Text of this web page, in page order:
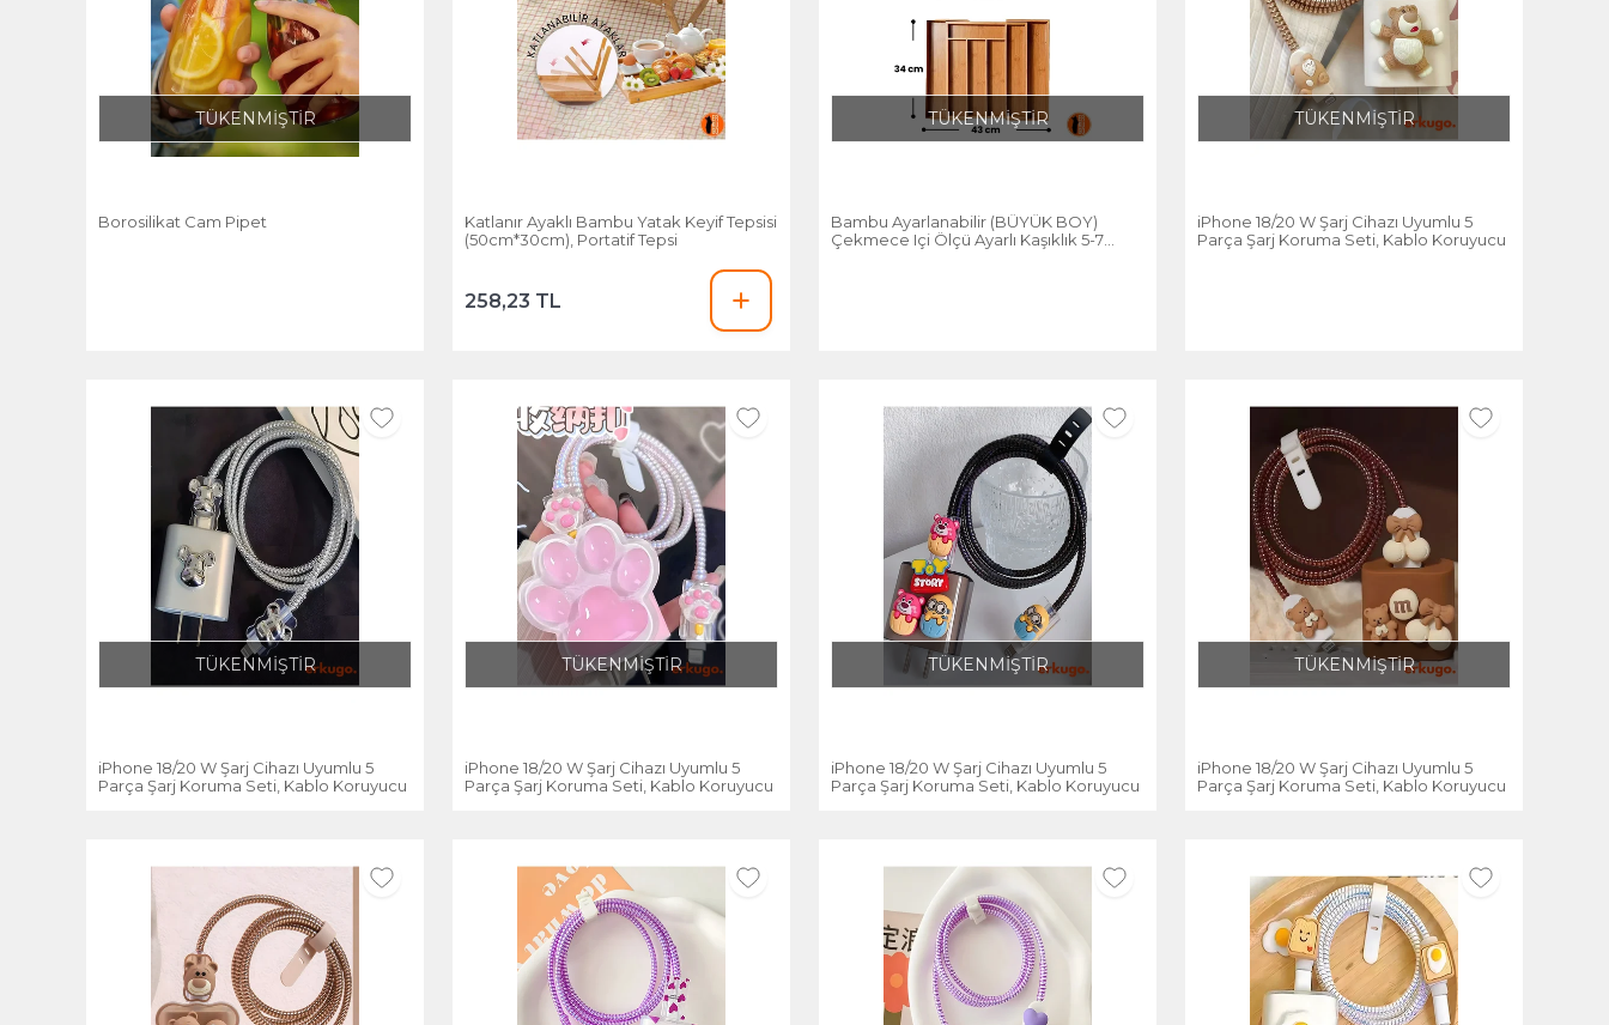
TÜKENMİŞTİR
Borosilikat Cam Pipet
Katlanır Ayaklı Bambu Yatak Keyif Tepsisi
(50cm*30cm), Portatif Tepsi
258,23 TL
TÜKENMİŞTİR
Bambu Ayarlanabilir (BÜYÜK BOY)
Çekmece Içi Ölçü Ayarlı Kaşıklık 5-7
TÜKENMİŞTİR
iPhone 18/20 W Şarj Cihazı Uyumlu 5
Parça Şarj Koruma Seti, Kablo Koruyucu
TÜKENMİŞTİR
iPhone 18/20 W Şarj Cihazı Uyumlu 5
Parça Şarj Koruma Seti, Kablo Koruyucu
TÜKENMİŞTİR
iPhone 18/20 W Şarj Cihazı Uyumlu 5
Parça Şarj Koruma Seti, Kablo Koruyucu
TÜKENMİŞTİR
iPhone 18/20 W Şarj Cihazı Uyumlu 5
Parça Şarj Koruma Seti, Kablo Koruyucu
TÜKENMİŞTİR
iPhone 18/20 W Şarj Cihazı Uyumlu 5
Parça Şarj Koruma Seti, Kablo Koruyucu